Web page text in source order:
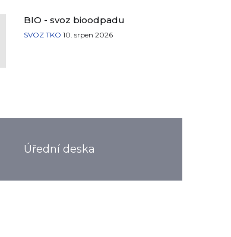
BIO - svoz bioodpadu
SVOZ TKO 10. srpen 2026
Úřední deska